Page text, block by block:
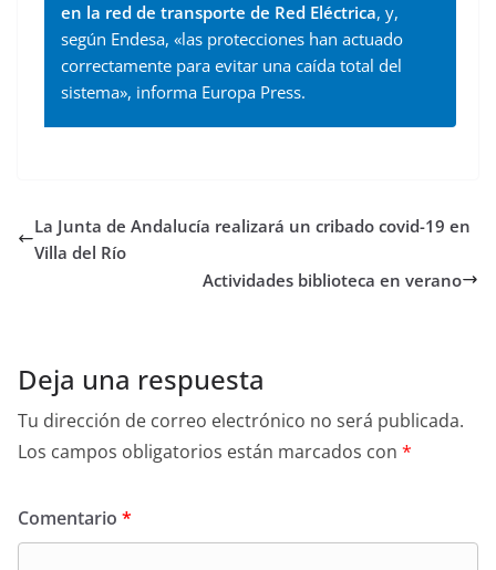
en la red de transporte de Red Eléctrica, y,
según Endesa, «las protecciones han actuado
correctamente para evitar una caída total del
sistema», informaEuropa Press.
La Junta de Andalucía realizará un cribado covid-19 en
Villa del Río
Actividades biblioteca en verano
Deja una respuesta
Tu dirección de correo electrónico no será publicada.
Los campos obligatorios están marcados con *
Comentario *